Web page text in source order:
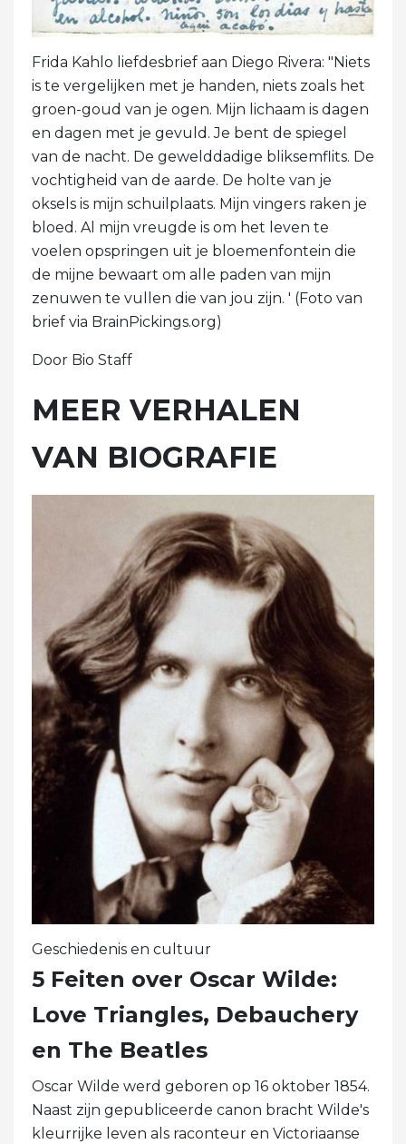
Frida Kahlo liefdesbrief aan Diego Rivera: "Niets
is te vergelijken met je handen, niets zoals het
groen-goud van je ogen. Mijn lichaam is dagen
en dagen met je gevuld. Je bent de spiegel
van de nacht. De gewelddadige bliksemflits. De
vochtigheid van de aarde. De holte van je
oksels is mijn schuilplaats. Mijn vingers raken je
bloed. Al mijn vreugde is om het leven te
voelen opspringen uit je bloemenfontein die
de mijne bewaart om alle paden van mijn
zenuwen te vullen die van jou zijn. ' (Foto van
brief via BrainPickings.org)
Door Bio Staff
MEER VERHALEN
VAN BIOGRAFIE
Geschiedenis en cultuur
5 Feiten over Oscar Wilde:
Love Triangles, Debauchery
en The Beatles
Oscar Wilde werd geboren op 16 oktober 1854.
Naast zijn gepubliceerde canon bracht Wilde's
kleurrijke leven als raconteur en Victoriaanse